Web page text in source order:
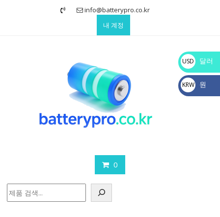
info@batterypro.co.kr
내 계정
0
색
USD
$
달러
KRW
₩
원